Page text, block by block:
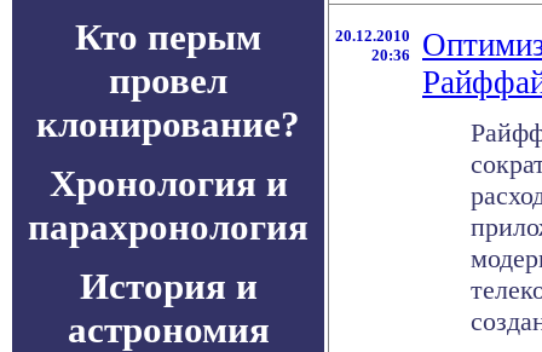
Кто перым
провел
клонирование?
Хронология и
парахронология
История и
астрономия
20.12.2010
20:36